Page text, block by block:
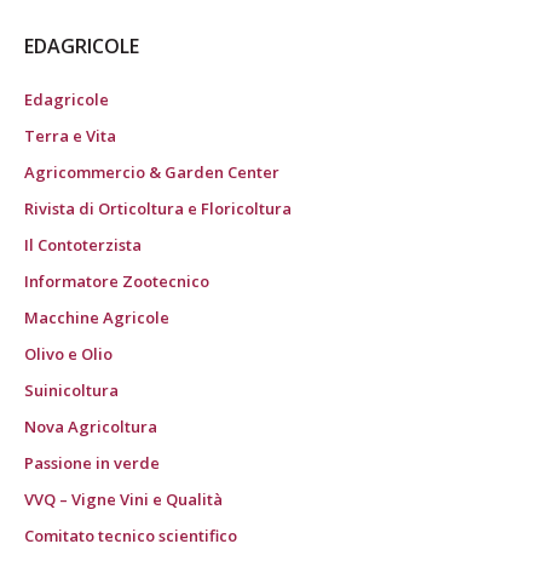
EDAGRICOLE
Edagricole
Terra e Vita
Agricommercio & Garden Center
Rivista di Orticoltura e Floricoltura
Il Contoterzista
Informatore Zootecnico
Macchine Agricole
Olivo e Olio
Suinicoltura
Nova Agricoltura
Passione in verde
VVQ – Vigne Vini e Qualità
Comitato tecnico scientifico